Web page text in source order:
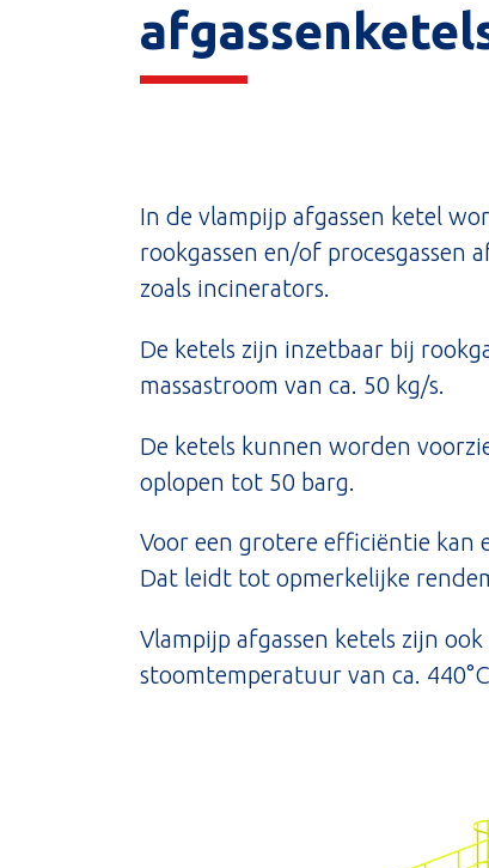
In de vlampijp afgassen ketel
rookgassen en/of procesgassen
zoals incinerators.
De ketels zijn inzetbaar bij
massastroom van ca. 50 kg/s.
De ketels kunnen worden
oplopen tot 50 barg.
Voor een grotere efficiëntie kan
Dat leidt tot opmerkelijke
Vlampijp afgassen ketels zijn
stoomtemperatuur van ca.